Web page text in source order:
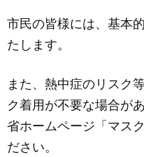
c
e
o
o
k
ail ss
n
g
er
市民の皆様には、基本
たします。
また、熱中症のリスク
ク着用が不要な場合が
省ホームページ「マス
ださい。